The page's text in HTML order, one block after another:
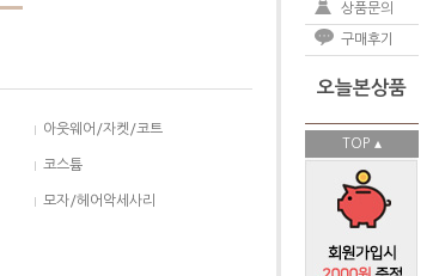
아웃웨어/자켓/코트
코스튬
모자/헤어악세사리
상품문의
구매후기
오늘본상품
TOP